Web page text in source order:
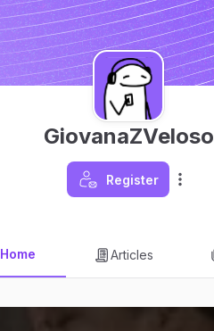
GiovanaZVeloso
Register
Home Articles